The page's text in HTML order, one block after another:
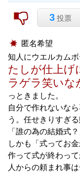
3 投票
匿名希望
知人にウエルカム
たしが仕上げ
ラゲラ笑いな
っときました。
自分で作れないな
う。任せきりすぎ
「誰の為の結婚式
しかも「式ってお
作って式が終わっ
人からの頼まれ事